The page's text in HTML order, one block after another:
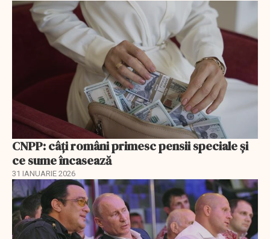
CNPP: câți români primesc pensii speciale și
ce sume încasează
31 IANUARIE 2026